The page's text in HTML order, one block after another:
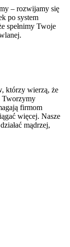
– rozwijamy się
po system
spełnimy Twoje
którzy wierzą, że
Tworzymy
firmom
więcej. Nasze
mądrzej,